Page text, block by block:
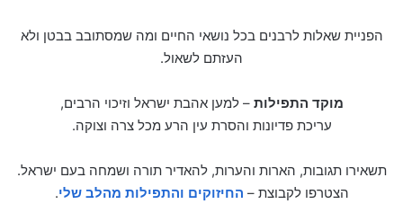
הפניית שאלות לרבנים בכל נושאי החיים ומה שמסתובב בבטן ולא
העזתם לשאול.
מוקד התפילות – למען אהבת ישראל וזיכוי הרבים,
עריכת פדיונות והסרת עין הרע מכל צרה וצוקה.
תשאירו תגובות, הארות והערות, להאדיר תורה ושמחה בעם ישראל.
הצטרפו לקבוצת – החיזוקים והתפילות מהלב שלי.